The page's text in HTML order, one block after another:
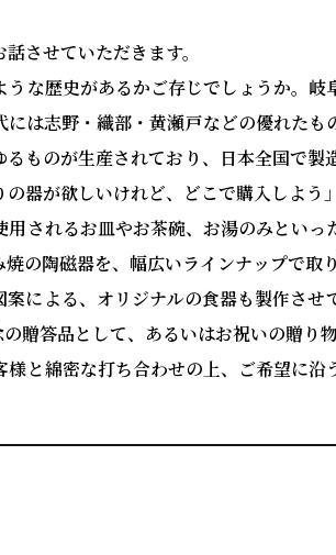
させていただきます。
な歴史があるかご存じでしょうか。
は志野・織部・黄瀬戸などの優れた
ものが生産されており、日本全国で
器が欲しいけれど、どこで購入しよう
されるお皿やお茶碗、お湯のみといっ
の陶磁器を、幅広いラインナップで取
による、オリジナルの食器も製作さ
贈答品として、あるいはお祝いの贈り
と綿密な打ち合わせの上、ご希望に